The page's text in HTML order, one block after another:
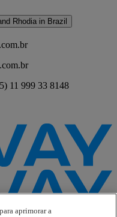
Rhodia in Brazil
11 999 33 8148
aprimorar a